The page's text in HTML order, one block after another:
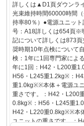
詳しくは▲D1頁ダウンラ
光束維持時間60000時間
持率80％）●電源ユニット
号：A18詳しくは654頁※
記について詳しくは873頁
奨時期10年点検について
検：1年に1回専門家によ
年に1回：H42・L200重
H56・L245重1.2kg※：
重1.0kg※※本体＋電源ユ
重さです。：H42・L200
0.8kg※：H56・L245重
H42・L220重0.8kg※※本
ユニットの重さです。：